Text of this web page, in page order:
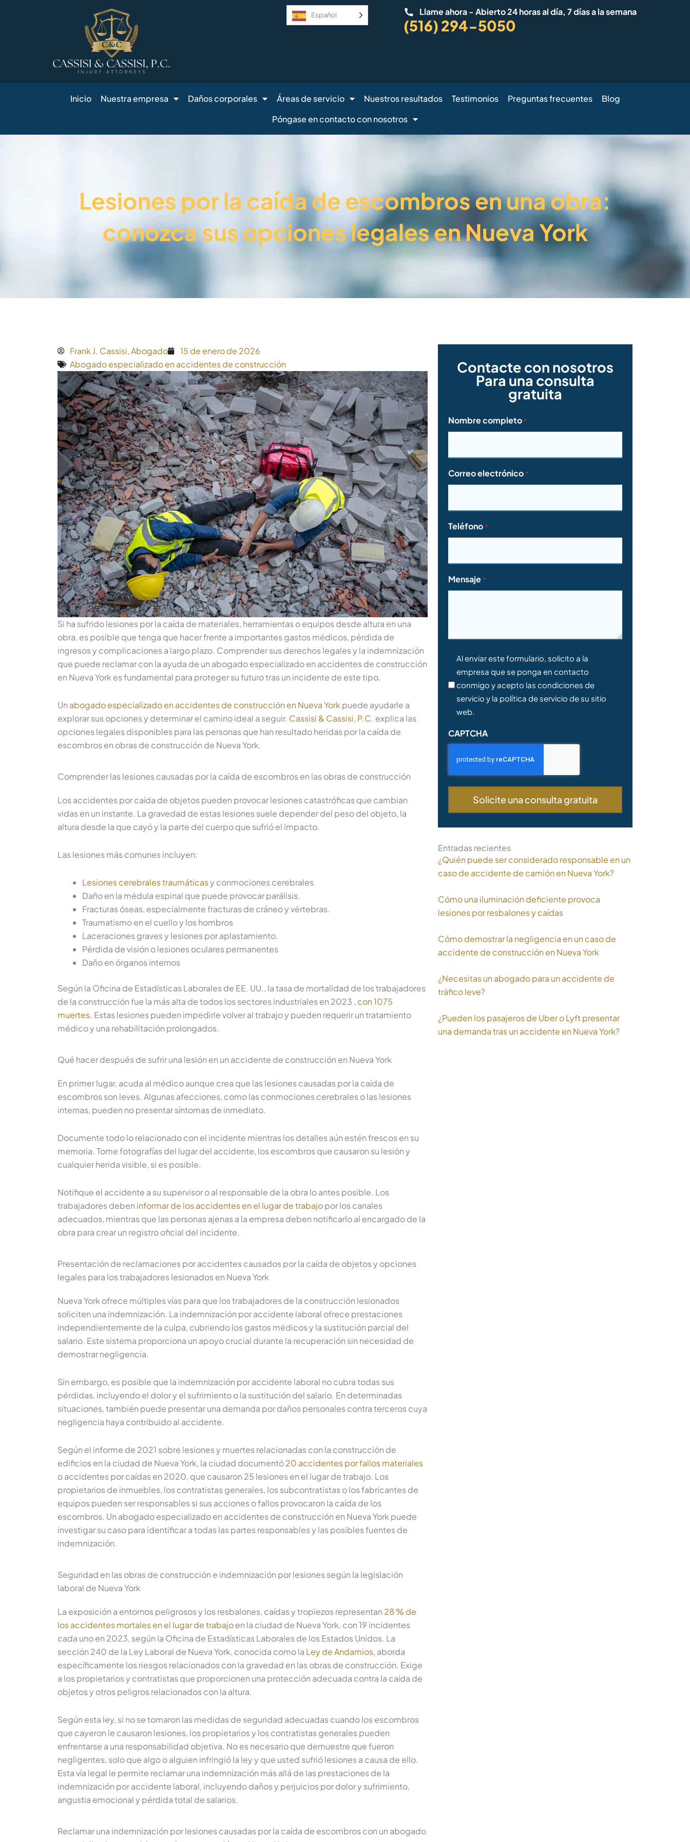
Español Llame ahora - Abierto 24 horas al día, 7 días a la semana
(516) 294-5050
Inicio Nuestra empresa Daños corporales Áreas de servicio Nuestros resultados Testimonios Preguntas frecuentes
Blog
Póngase en contacto con nosotros
Lesiones por la caída de escombros en una obra:
conozca sus opciones legales en Nueva York
Frank J. Cassisi, Abogado
15 de enero de 2026
Abogado especializado en accidentes de construcción
Si ha sufrido lesiones por la caída de materiales, herramientas o equipos desde altura en una
obra, es posible que tenga que hacer frente a importantes gastos médicos, pérdida de
ingresos y complicaciones a largo plazo. Comprender sus derechos legales y la indemnización
que puede reclamar con la ayuda de un abogado especializado en accidentes de construcción
en Nueva York es fundamental para proteger su futuro tras un incidente de este tipo.
Un abogado especializado en accidentes de construcción en Nueva York puede ayudarle a
explorar sus opciones y determinar el camino ideal a seguir. Cassisi & Cassisi, P.C. explica las
opciones legales disponibles para las personas que han resultado heridas por la caída de
escombros en obras de construcción de Nueva York.
Comprender las lesiones causadas por la caída de escombros en las obras de construcción
Los accidentes por caída de objetos pueden provocar lesiones catastróficas que cambian
vidas en un instante. La gravedad de estas lesiones suele depender del peso del objeto, la
altura desde la que cayó y la parte del cuerpo que sufrió el impacto.
Las lesiones más comunes incluyen:
Lesiones cerebrales traumáticasy conmociones cerebrales
Daño en la médula espinal que puede provocar parálisis.
Fracturas óseas, especialmente fracturas de cráneo y vértebras.
Traumatismo en el cuello y los hombros
Laceraciones graves y lesiones por aplastamiento.
Pérdida de visión o lesiones oculares permanentes
Daño en órganos internos
Según la Oficina de Estadísticas Laborales de EE. UU., la tasa de mortalidad de los trabajadores
de la construcción fue la más alta de todos los sectores industriales en 2023 , con 1075
muertes. Estas lesiones pueden impedirle volver al trabajo y pueden requerir un tratamiento
médico y una rehabilitación prolongados.
Qué hacer después de sufrir una lesión en un accidente de construcción en Nueva York
En primer lugar, acuda al médico aunque crea que las lesiones causadas por la caída de
escombros son leves. Algunas afecciones, como las conmociones cerebrales o las lesiones
internas, pueden no presentar síntomas de inmediato.
Documente todo lo relacionado con el incidente mientras los detalles aún estén frescos en su
memoria. Tome fotografías del lugar del accidente, los escombros que causaron su lesión y
cualquier herida visible, si es posible.
Notifique el accidente a su supervisor o al responsable de la obra lo antes posible. Los
trabajadores deben informar de los accidentes en el lugar de trabajopor los canales
adecuados, mientras que las personas ajenas a la empresa deben notificarlo al encargado de la
obra para crear un registro oficial del incidente.
Presentación de reclamaciones por accidentes causados por la caída de objetos y opciones
legales para los trabajadores lesionados en Nueva York
Nueva York ofrece múltiples vías para que los trabajadores de la construcción lesionados
soliciten una indemnización. La indemnización por accidente laboral ofrece prestaciones
independientemente de la culpa, cubriendo los gastos médicos y la sustitución parcial del
salario. Este sistema proporciona un apoyo crucial durante la recuperación sin necesidad de
demostrar negligencia.
Sin embargo, es posible que la indemnización por accidente laboral no cubra todas sus
pérdidas, incluyendo el dolor y el sufrimiento o la sustitución del salario. En determinadas
situaciones, también puede presentar una demanda por daños personales contra terceros cuya
negligencia haya contribuido al accidente.
Según el informe de 2021 sobre lesiones y muertes relacionadas con la construcción de
edificios en la ciudad de Nueva York, la ciudad documentó20 accidentes por fallos materiales
o accidentes por caídas en 2020, que causaron 25 lesiones en el lugar de trabajo. Los
propietarios de inmuebles, los contratistas generales, los subcontratistas o los fabricantes de
equipos pueden ser responsables si sus acciones o fallos provocaron la caída de los
escombros. Un abogado especializado en accidentes de construcción en Nueva York puede
investigar su caso para identificar a todas las partes responsables y las posibles fuentes de
indemnización.
Seguridad en las obras de construcción e indemnización por lesiones según la legislación
laboral de Nueva York
La exposición a entornos peligrosos y los resbalones, caídas y tropiezos representan 28 % de
los accidentes mortales en el lugar de trabajoen la ciudad de Nueva York, con 19 incidentes
cada uno en 2023, según la Oficina de Estadísticas Laborales de los Estados Unidos. La
sección 240 de la Ley Laboral de Nueva York, conocida como la Ley de Andamios, aborda
específicamente los riesgos relacionados con la gravedad en las obras de construcción. Exige
a los propietarios y contratistas que proporcionen una protección adecuada contra la caída de
objetos y otros peligros relacionados con la altura.
Según esta ley, si no se tomaron las medidas de seguridad adecuadas cuando los escombros
que cayeron le causaron lesiones, los propietarios y los contratistas generales pueden
enfrentarse a una responsabilidad objetiva. No es necesario que demuestre que fueron
negligentes, solo que algo o alguien infringió la ley y que usted sufrió lesiones a causa de ello.
Esta vía legal le permite reclamar una indemnización más allá de las prestaciones de la
indemnización por accidente laboral, incluyendo daños y perjuicios por dolor y sufrimiento,
angustia emocional y pérdida total de salarios.
Reclamar una indemnización por lesiones causadas por la caída de escombros con un abogado
Contacte con nosotros
Para una consulta
gratuita
Nombre completo *
Correo electrónico *
Teléfono *
Mensaje *
Consentimiento
Al enviar este formulario, solicito a la
empresa que se ponga en contacto
conmigo y acepto las condiciones de
servicio y la política de servicio de su sitio
web.
CAPTCHA
Entradas recientes
¿Quién puede ser considerado responsable en un
caso de accidente de camión en Nueva York?
Cómo una iluminación deficiente provoca
lesiones por resbalones y caídas
Cómo demostrar la negligencia en un caso de
accidente de construcción en Nueva York
¿Necesitas un abogado para un accidente de
tráfico leve?
¿Pueden los pasajeros de Uber o Lyft presentar
una demanda tras un accidente en Nueva York?